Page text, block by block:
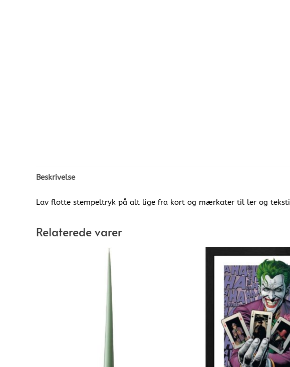
Beskrivelse
Lav flotte stempeltryk på alt lige fra kort og mærkater til ler og
Relaterede varer